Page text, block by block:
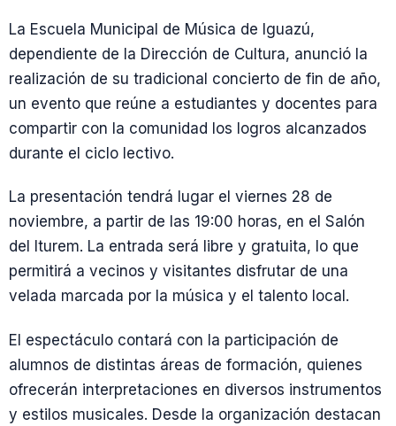
La Escuela Municipal de Música de Iguazú,
dependiente de la Dirección de Cultura, anunció la
realización de su tradicional concierto de fin de año,
un evento que reúne a estudiantes y docentes para
compartir con la comunidad los logros alcanzados
durante el ciclo lectivo.
La presentación tendrá lugar el viernes 28 de
noviembre, a partir de las 19:00 horas, en el Salón
del Iturem. La entrada será libre y gratuita, lo que
permitirá a vecinos y visitantes disfrutar de una
velada marcada por la música y el talento local.
El espectáculo contará con la participación de
alumnos de distintas áreas de formación, quienes
ofrecerán interpretaciones en diversos instrumentos
y estilos musicales. Desde la organización destacan